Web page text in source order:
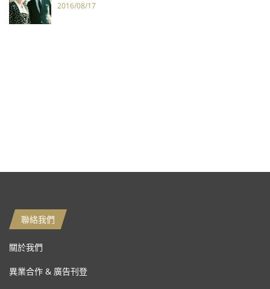
2016/08/17
聯絡我們
關於我們
異業合作 & 廣告刊登